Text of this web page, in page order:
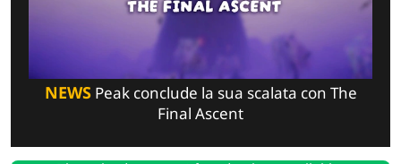
NEWSPeak conclude la sua scalata con The
Final Ascent